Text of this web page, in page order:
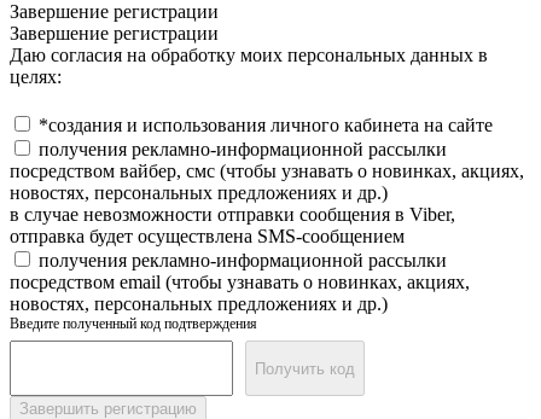
Завершение регистрации
Завершение регистрации
Даю согласия на обработку моих персональных данных в
целях:
*создания и использования личного кабинета на сайте
получения рекламно-информационной рассылки
посредством вайбер, смс (чтобы узнавать о новинках, акциях,
новостях, персональных предложениях и др.)
в случае невозможности отправки сообщения в Viber,
отправка будет осуществлена SMS-сообщением
получения рекламно-информационной рассылки
посредством email (чтобы узнавать о новинках, акциях,
новостях, персональных предложениях и др.)
Введите полученный код подтверждения
Получить код
Завершить регистрацию